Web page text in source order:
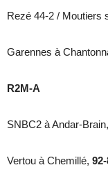
Rezé 44-2 / Moutiers
Garennes à
R2M-A
SNBC2 à Andar-Brain,
Vertou à Chemillé,